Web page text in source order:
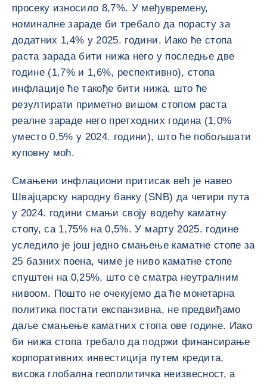
просеку износило 8,7%. У међувремену,
номиналне зараде би требало да порасту за
додатних 1,4% у 2025. години. Иако ће стопа
раста зарада бити нижа него у последње две
године (1,7% и 1,6%, респективно), стопа
инфлације ће такође бити нижа, што ће
резултирати приметно вишом стопом раста
реалне зараде него претходних година (1,0%
уместо 0,5% у 2024. години), што ће побољшати
куповну моћ.
Смањени инфлациони притисак већ је навео
Швајцарску народну банку (SNB) да четири пута
у 2024. години смањи своју водећу каматну
стопу, са 1,75% на 0,5%. У марту 2025. године
уследило је још једно смањење каматне стопе за
25 базних поена, чиме је ниво каматне стопе
спуштен на 0,25%, што се сматра неутралним
нивоом. Пошто не очекујемо да ће монетарна
политика постати експанзивна, не предвиђамо
даље смањење каматних стопа ове године. Иако
би нижа стопа требало да подржи финансирање
корпоративних инвестиција путем кредита,
висока глобална геополитичка неизвесност, а